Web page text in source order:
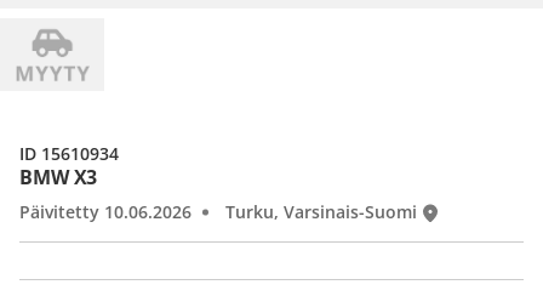
BMW X3
Päivitetty 10.06.2026 Turku, Varsinais-Suomi
ID 15610934